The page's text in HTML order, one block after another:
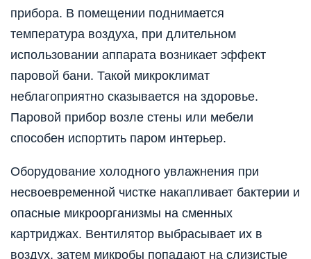
прибора. В помещении поднимается
температура воздуха, при длительном
использовании аппарата возникает эффект
паровой бани. Такой микроклимат
неблагоприятно сказывается на здоровье.
Паровой прибор возле стены или мебели
способен испортить паром интерьер.
Оборудование холодного увлажнения при
несвоевременной чистке накапливает бактерии и
опасные микроорганизмы на сменных
картриджах. Вентилятор выбрасывает их в
воздух, затем микробы попадают на слизистые